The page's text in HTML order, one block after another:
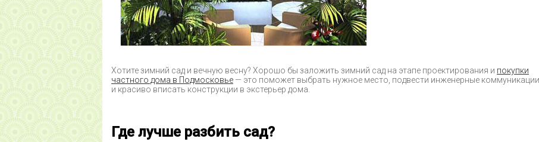
Хотите зимний сад и вечную весну? Хорошо бы заложить зимний сад на этапе проектирования и покупки
частного дома в Подмосковье — это поможет выбрать нужное место, подвести инженерные коммуникации
и красиво вписать конструкции в экстерьер дома.
Где лучше разбить сад?